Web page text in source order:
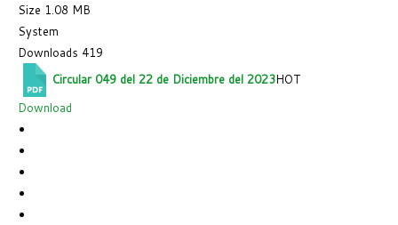
Size 1.08 MB
System
Downloads 419
Circular 049 del 22 de Diciembre del 2023HOT
Download